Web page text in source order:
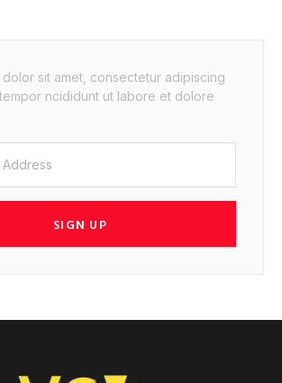
dolor sit amet, consectetur adipiscing
ncididunt ut labore et dolore
SIGN UP